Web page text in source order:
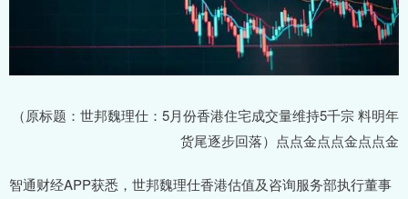
（原标题：世邦魏理仕：5月份香港住宅成交量维持5千宗 料明年
货尾逐步回落）点点金点点金点点金
智通财经APP获悉，世邦魏理仕香港估值及咨询服务部执行董事